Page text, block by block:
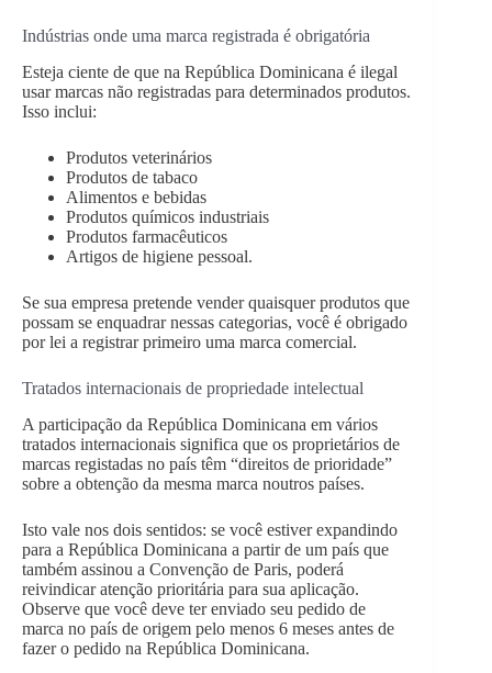
Indústrias onde uma marca registrada é obrigatória
Esteja ciente de que na República Dominicana é ilegal
usar marcas não registradas para determinados produtos.
Isso inclui:
Produtos veterinários
Produtos de tabaco
Alimentos e bebidas
Produtos químicos industriais
Produtos farmacêuticos
Artigos de higiene pessoal.
Se sua empresa pretende vender quaisquer produtos que
possam se enquadrar nessas categorias, você é obrigado
por lei a registrar primeiro uma marca comercial.
Tratados internacionais de propriedade intelectual
A participação da República Dominicana em vários
tratados internacionais significa que os proprietários de
marcas registadas no país têm “direitos de prioridade”
sobre a obtenção da mesma marca noutros países.
Isto vale nos dois sentidos: se você estiver expandindo
para a República Dominicana a partir de um país que
também assinou a Convenção de Paris, poderá
reivindicar atenção prioritária para sua aplicação.
Observe que você deve ter enviado seu pedido de
marca no país de origem pelo menos 6 meses antes de
fazer o pedido na República Dominicana.